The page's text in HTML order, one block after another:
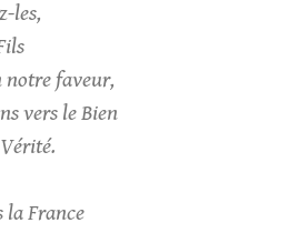
les,
notre faveur,
vers le Bien
la France